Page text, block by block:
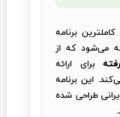
برنامه
می‌شود که از
برای ارائه
این برنامه
طراحی شده